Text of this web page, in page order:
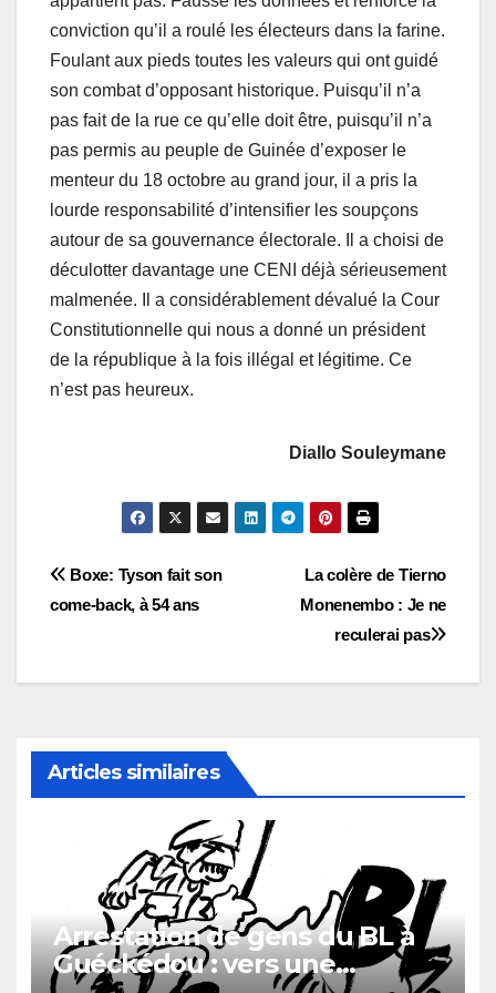
conviction qu’il a roulé les électeurs dans la farine.
Foulant aux pieds toutes les valeurs qui ont guidé
son combat d’opposant historique. Puisqu’il n’a
pas fait de la rue ce qu’elle doit être, puisqu’il n’a
pas permis au peuple de Guinée d’exposer le
menteur du 18 octobre au grand jour, il a pris la
lourde responsabilité d’intensifier les soupçons
autour de sa gouvernance électorale. Il a choisi de
déculotter davantage une CENI déjà sérieusement
malmenée. Il a considérablement dévalué la Cour
Constitutionnelle qui nous a donné un président
de la république à la fois illégal et légitime. Ce
n’est pas heureux.
Diallo Souleymane
Navigation
l’article
La colère de Tierno
Monenembo : Je ne
reculerai pas
Boxe: Tyson fait son
come-back, à 54 ans
Articles similaires
Arrestation de gens du BL à
Guéckédou : vers une